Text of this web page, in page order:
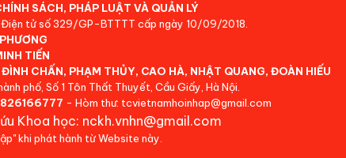
SÁCH, PHÁP LUẬT VÀ QUẢN LÝ
tử số 329/GP-BTTTT cấp ngày 10/09/2018.
TIẾN
CHẤN, PHẠM THỦY, CAO HÀ, NHẬT QUANG, ĐOÀN HIẾU
phố, Số 1 Tôn Thất Thuyết, Cầu Giấy, Hà Nội.
- Hòm thư: tcvietnamhoinhap@gmail.com
Khoa học: nckh.vnhn@gmail.com
khi phát hành từ Website này.